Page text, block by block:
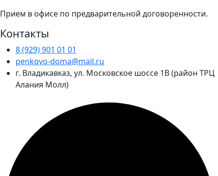
Прием в офисе по предварительной договоренности.
Контакты
8 (929) 901 01 01
penkovo-doma@mail.ru
г. Владикавказ, ул. Московское шоссе 1В (район ТРЦ
Алания Молл)